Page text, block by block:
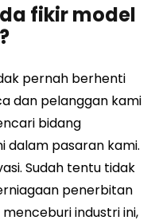
fikir model
pernah berhenti
dan pelanggan kami
bidang
dalam pasaran kami.
Sudah tentu tidak
penerbitan
industri ini,